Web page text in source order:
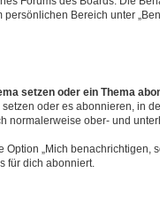
Bereich unter
setzen oder ein Thema
oder es abonnieren, in
normalerweise ober- und
Option „Mich benachrichtigen,
für dich abonniert.